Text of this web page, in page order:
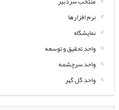
نرم افزارها
نمایشگاه
واحد تحقیق و توسعه
واحد سرچشمه
واحد گل گهر